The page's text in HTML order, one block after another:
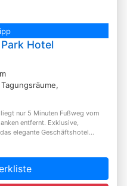
Hotel
nur 5 Minuten Fußweg vom
entfernt. Exklusive,
elegante Geschäftshotel...